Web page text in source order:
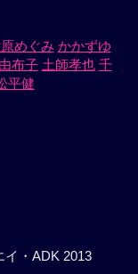
めぐみ かかずゆ
布子 土師孝也 千
平健
イ・ADK 2013